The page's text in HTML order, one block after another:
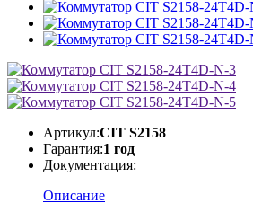
Артикул:CIT S2158
Гарантия:1 год
Документация:
Описание